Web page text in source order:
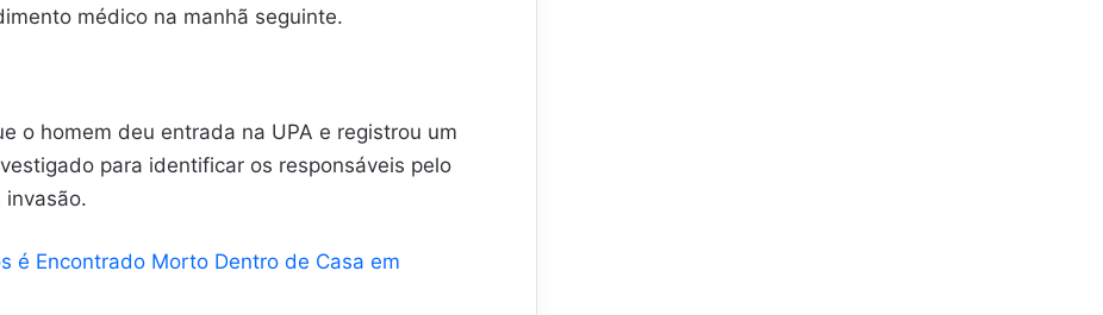
médico na manhã seguinte.
o homem deu entrada na UPA e registrou um
para identificar os responsáveis pelo
é Encontrado Morto Dentro de Casa em